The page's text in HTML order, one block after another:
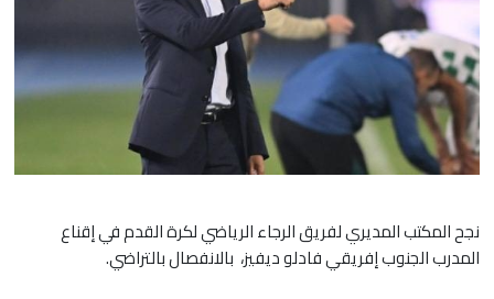
نجح المكتب المديري لفريق الرجاء الرياضي لكرة القدم في إقناع
المدرب الجنوب إفريقي فادلو ديفيز، بالانفصال بالتراضي.